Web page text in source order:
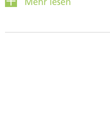
engagiert sie sich als